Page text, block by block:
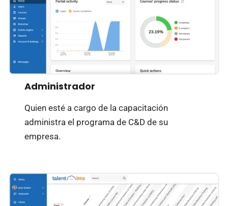
Administrador
Quien esté a cargo de la capacitación
administra el programa de C&D de su
empresa.